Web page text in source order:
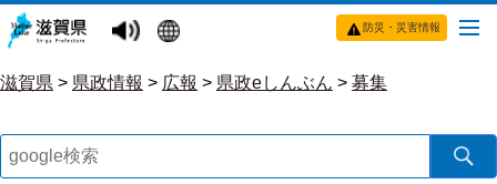
防災・災害情報
滋賀県 > 県政情報 > 広報 > 県政eしんぶん > 募集